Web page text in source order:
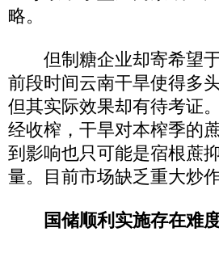
略。
但制糖企业却寄希望于
前段时间云南干旱使得多
但其实际效果却有待考证
经收榨，干旱对本榨季的
到影响也只可能是宿根蔗
量。目前市场缺乏重大炒
国储顺利实施存在难